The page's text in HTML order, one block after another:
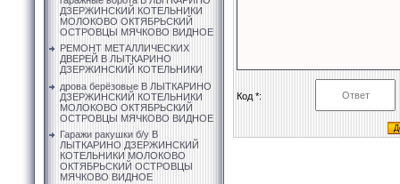
ДЗЕРЖИНСКИЙ КОТЕЛЬНИКИ
МОЛОКОВО ОКТЯБРЬСКИЙ
ОСТРОВЦЫ МЯЧКОВО ВИДНОЕ
РЕМОНТ МЕТАЛЛИЧЕСКИХ
ДВЕРЕЙ В ЛЫТКАРИНО
ДЗЕРЖИНСКИЙ КОТЕЛЬНИКИ
дрова берёзовые В ЛЫТКАРИНО
ДЗЕРЖИНСКИЙ КОТЕЛЬНИКИ
МОЛОКОВО ОКТЯБРЬСКИЙ
ОСТРОВЦЫ МЯЧКОВО ВИДНОЕ
Гаражи ракушки б/у В
ЛЫТКАРИНО ДЗЕРЖИНСКИЙ
КОТЕЛЬНИКИ МОЛОКОВО
ОКТЯБРЬСКИЙ ОСТРОВЦЫ
МЯЧКОВО ВИДНОЕ
Код *: